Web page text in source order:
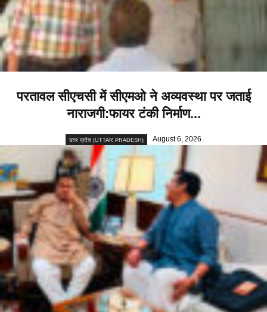
परतावल सीएचसी में सीएमओ ने अव्यवस्था पर जताई
नाराजगी:फायर टंकी निर्माण...
उत्तर प्रदेश (UTTAR PRADESH) August 6, 2026